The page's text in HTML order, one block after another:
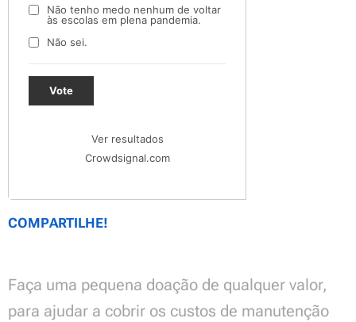
Não tenho medo nenhum de voltar
às escolas em plena pandemia.
Não sei.
Vote
Ver resultados
Crowdsignal.com
COMPARTILHE!
Faça uma pequena doação de qualquer valor,
para ajudar a cobrir os custos de manutenção